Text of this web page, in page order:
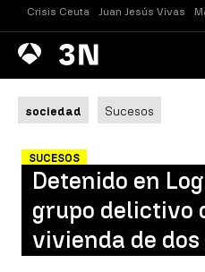
Crisis Ceuta Juan Jesús Vivas
Antena
3 Noticias
sociedad Sucesos
SUCESOS
Detenido en
grupo delictivo
vivienda de